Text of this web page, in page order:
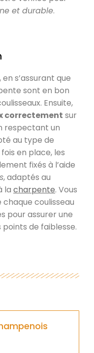
et durable.
, en s’assurant que
sont en bon
Ensuite,
correctement sur
respectant un
au type de
en place, les
fixés à l’aide
, adaptés au
la charpente. Vous
coulisseau
pour assurer une
de faiblesse.